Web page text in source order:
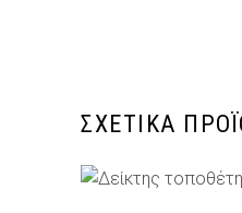
ΣΧΕΤΙΚΆ
ΠΡΟΣΘΉΚΗ